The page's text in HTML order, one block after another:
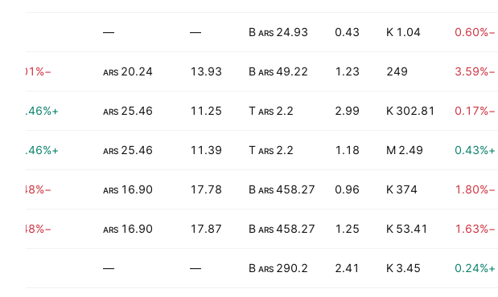
−0.60%
1.04 K
0.43
24.93 B
ARS
—
—
−3.59%
249
1.23
49.22 B
ARS
13.93
20.24
ARS
−43.01%
−0.17%
302.81 K
2.99
2.2 T
ARS
11.25
25.46
ARS
+132.46%
+0.43%
2.49 M
1.18
2.2 T
ARS
11.39
25.46
ARS
+132.46%
−1.80%
374 K
0.96
458.27 B
ARS
17.78
16.90
ARS
−48.48%
−1.63%
53.41 K
1.25
458.27 B
ARS
17.87
16.90
ARS
−48.48%
+0.24%
3.45 K
2.41
290.2 B
ARS
—
—